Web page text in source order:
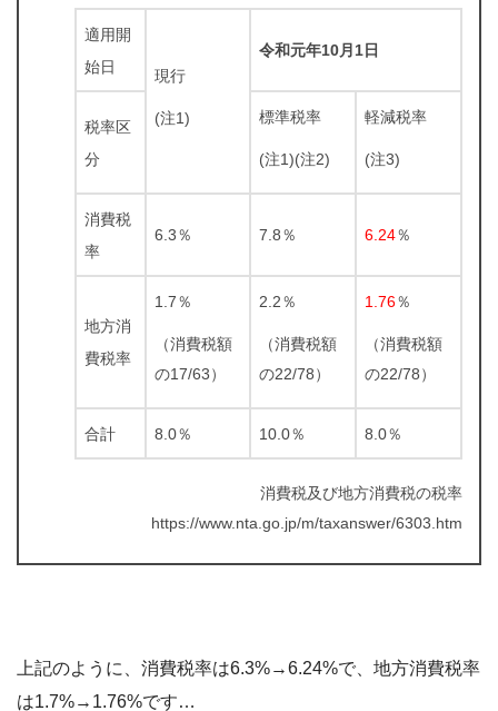
適用開
始日
現行
(注1)
令和元年10月1日
税率区
分
標準税率
(注1)(注2)
軽減税率
(注3)
消費税
率
6.3％ 7.8％ 6.24％
地方消
費税率
1.7％
（消費税額
の17/63）
2.2％
（消費税額
の22/78）
1.76％
（消費税額
の22/78）
合計 8.0％ 10.0％ 8.0％
消費税及び地方消費税の税率
https://www.nta.go.jp/m/taxanswer/6303.htm
上記のように、消費税率は6.3%→6.24%で、地方消費税率
は1.7%→1.76%です…